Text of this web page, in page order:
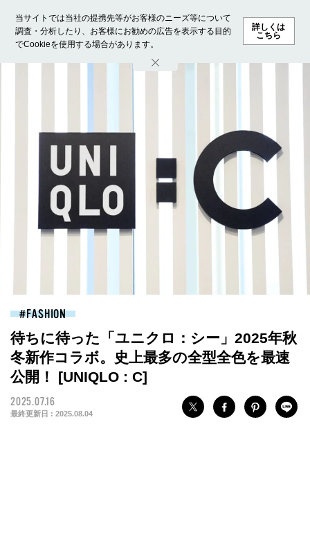
当サイトでは当社の提携先等がお客様のニーズ等について
調査・分析したり、お客様にお勧めの広告を表示する目的
でCookieを使用する場合があります。
詳しくは
こちら
ホーム モデル募集 ランキング ファッション ビューテ
FASHION
待ちに待った「ユニクロ：シー」2025年秋
冬新作コラボ。史上最多の全型全色を最速
公開！ [UNIQLO : C]
2025.07.16
最終更新日 : 2025.08.04